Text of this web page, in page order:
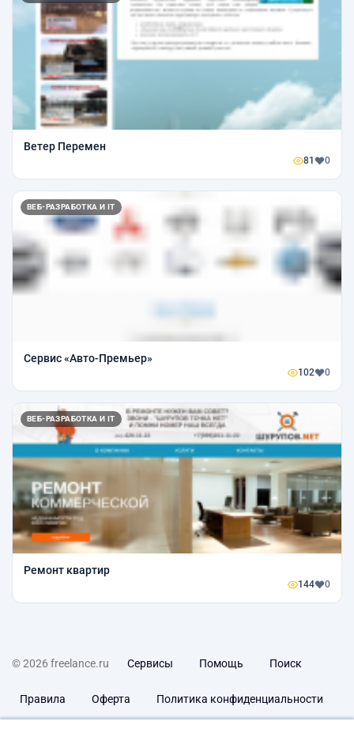
Ветер Перемен
81 0
ВЕБ-РАЗРАБОТКА И IT
Сервис «Авто-Премьер»
102 0
ВЕБ-РАЗРАБОТКА И IT
Ремонт квартир
144 0
© 2026 freelance.ru Сервисы Помощь Поиск
Правила Оферта Политика конфиденциальности